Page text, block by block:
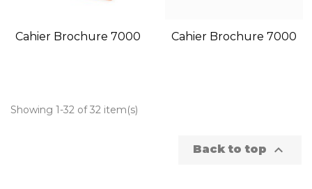
Cahier Brochure 7000 Cahier Brochure 7000
Showing 1-32 of 32 item(s)
Back to top 